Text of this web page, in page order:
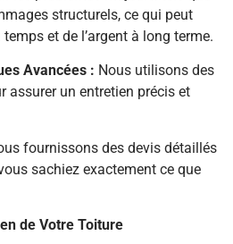
structurels, ce qui peut
et de l’argent à long terme.
Avancées : Nous utilisons des
assurer un entretien précis et
fournissons des devis détaillés
sachiez exactement ce que
de Votre Toiture